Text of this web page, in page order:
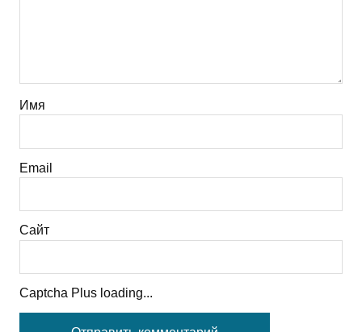
Имя
Email
Сайт
Captcha Plus loading...